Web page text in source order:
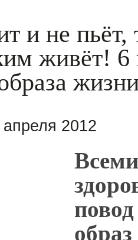
и не пьёт,
живёт!
апреля 2012